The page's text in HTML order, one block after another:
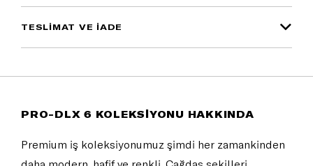
TESLİMAT VE İADE
PRO-DLX 6 KOLEKSİYONU HAKKINDA
Premium iş koleksiyonumuz şimdi her zamankinden